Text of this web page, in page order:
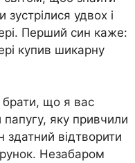
удвох і
Перший син каже:
купив шикарну
брати, що я вас
яку привчили
здатний відтворити
Незабаром